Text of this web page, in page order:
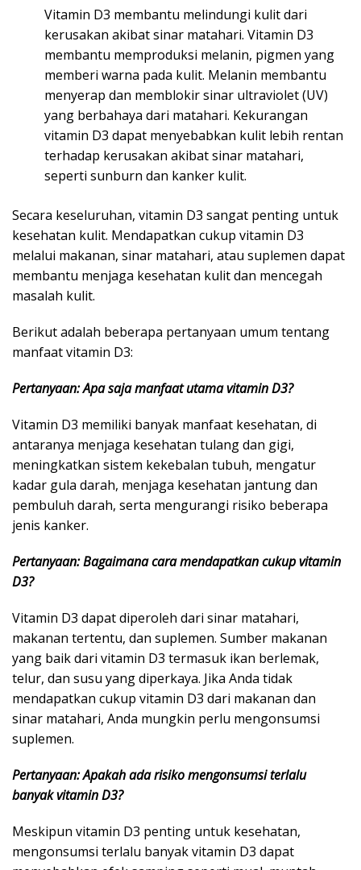
Vitamin D3 membantu melindungi kulit dari
kerusakan akibat sinar matahari. Vitamin D3
membantu memproduksi melanin, pigmen yang
memberi warna pada kulit. Melanin membantu
menyerap dan memblokir sinar ultraviolet (UV)
yang berbahaya dari matahari. Kekurangan
vitamin D3 dapat menyebabkan kulit lebih rentan
terhadap kerusakan akibat sinar matahari,
seperti sunburn dan kanker kulit.
Secara keseluruhan, vitamin D3 sangat penting untuk
kesehatan kulit. Mendapatkan cukup vitamin D3
melalui makanan, sinar matahari, atau suplemen dapat
membantu menjaga kesehatan kulit dan mencegah
masalah kulit.
Berikut adalah beberapa pertanyaan umum tentang
manfaat vitamin D3:
Pertanyaan: Apa saja manfaat utama vitamin D3?
Vitamin D3 memiliki banyak manfaat kesehatan, di
antaranya menjaga kesehatan tulang dan gigi,
meningkatkan sistem kekebalan tubuh, mengatur
kadar gula darah, menjaga kesehatan jantung dan
pembuluh darah, serta mengurangi risiko beberapa
jenis kanker.
Pertanyaan: Bagaimana cara mendapatkan cukup vitamin
D3?
Vitamin D3 dapat diperoleh dari sinar matahari,
makanan tertentu, dan suplemen. Sumber makanan
yang baik dari vitamin D3 termasuk ikan berlemak,
telur, dan susu yang diperkaya. Jika Anda tidak
mendapatkan cukup vitamin D3 dari makanan dan
sinar matahari, Anda mungkin perlu mengonsumsi
suplemen.
Pertanyaan: Apakah ada risiko mengonsumsi terlalu
banyak vitamin D3?
Meskipun vitamin D3 penting untuk kesehatan,
mengonsumsi terlalu banyak vitamin D3 dapat